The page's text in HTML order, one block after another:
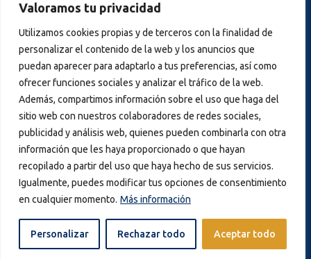
Valoramos tu privacidad
Utilizamos cookies propias y de terceros con la finalidad de
personalizar el contenido de la web y los anuncios que
puedan aparecer para adaptarlo a tus preferencias, así como
ofrecer funciones sociales y analizar el tráfico de la web.
Además, compartimos información sobre el uso que haga del
sitio web con nuestros colaboradores de redes sociales,
publicidad y análisis web, quienes pueden combinarla con otra
información que les haya proporcionado o que hayan
recopilado a partir del uso que haya hecho de sus servicios.
Igualmente, puedes modificar tus opciones de consentimiento
en cualquier momento. Más información
Personalizar Rechazar todo Aceptar todo
INFORMACIÓN
AVISO LEGAL
POLÍTICA DE PRIVACIDAD
POLÍTICA DE COOKIES
© 2024 Club Bádminton IES La Orden |